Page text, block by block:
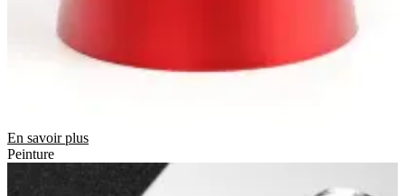
En savoir plus
Peinture